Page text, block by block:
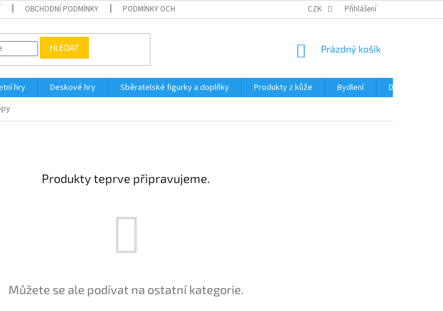
OBCHODNÍ PODMÍNKY PODMÍNKY OCHRANY OSOBNÍCH ÚDAJŮ CZK Přihlášení
HLEDAT
NÁKUPNÍ
Prázdný košík
hry Deskové hry Sběratelské figurky a doplňky Produkty z kůže Bydlení
Domácnost
Produkty teprve připravujeme.
Můžete se ale podívat na ostatní kategorie.